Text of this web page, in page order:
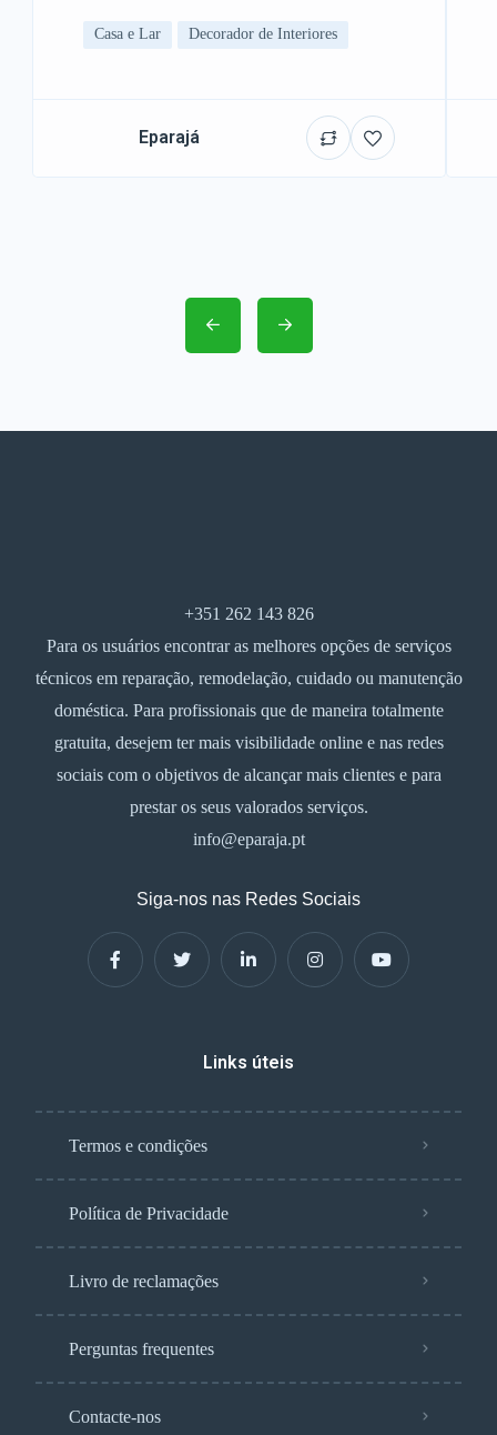
Casa e Lar Decorador de Interiores
Eparajá
+351 262 143 826
Para os usuários encontrar as melhores opções de serviços
técnicos em reparação, remodelação, cuidado ou manutenção
doméstica. Para profissionais que de maneira totalmente
gratuita, desejem ter mais visibilidade online e nas redes
sociais com o objetivos de alcançar mais clientes e para
prestar os seus valorados serviços.
info@eparaja.pt
Siga-nos nas Redes Sociais
Links úteis
Termos e condições
Política de Privacidade
Livro de reclamações
Perguntas frequentes
Contacte-nos